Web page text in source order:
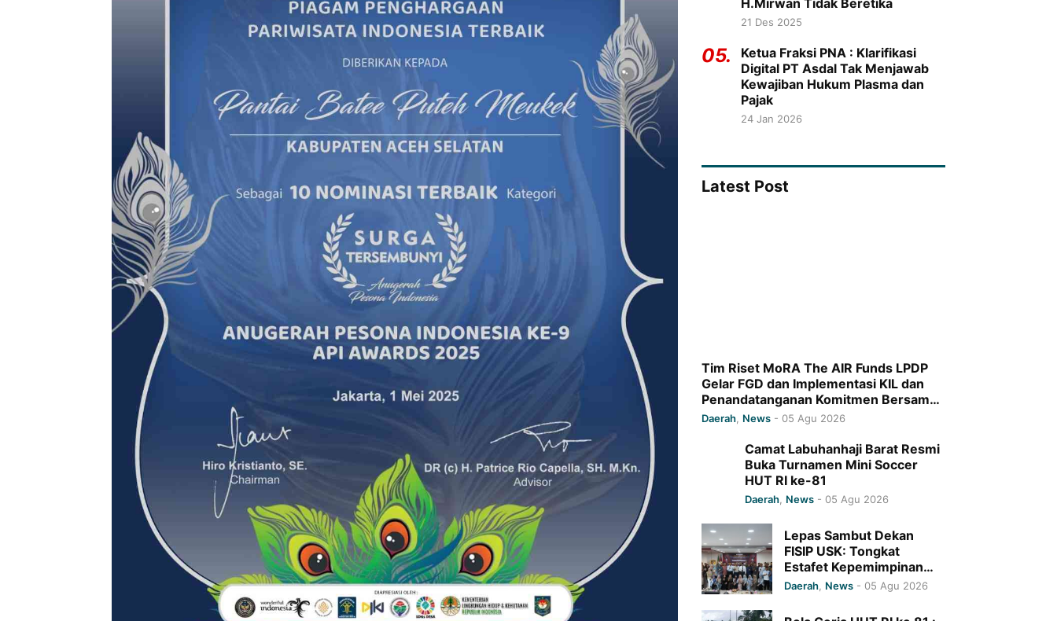
H.Mirwan Tidak Beretika
21 Des 2025
05.
Ketua Fraksi PNA : Klarifikasi
Digital PT Asdal Tak Menjawab
Kewajiban Hukum Plasma dan
Pajak
24 Jan 2026
Latest Post
Tim Riset MoRA The AIR Funds LPDP
Gelar FGD dan Implementasi KIL dan
Penandatanganan Komitmen Bersama
di UIN Ar-Raniry
Daerah News - 05 Agu 2026
Camat Labuhanhaji Barat Resmi
Buka Turnamen Mini Soccer
HUT RI ke-81
Daerah, News- 05 Agu 2026
Lepas Sambut Dekan
FISIP USK: Tongkat
Estafet Kepemimpinan
Beralih kepada Dr.
Periode 2026 – 2031
Daerah News - 05 Agu 2026